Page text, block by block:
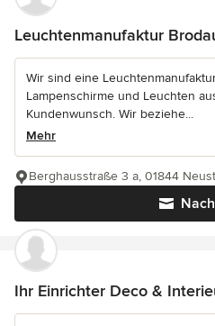
Leuchtenmanufaktur
Wir sind eine
Lampenschirme und Leuchten
Kundenwunsch. Wir beziehe...
Mehr
Berghausstraße 3 a, 01844
Ihr Einrichter Deco &